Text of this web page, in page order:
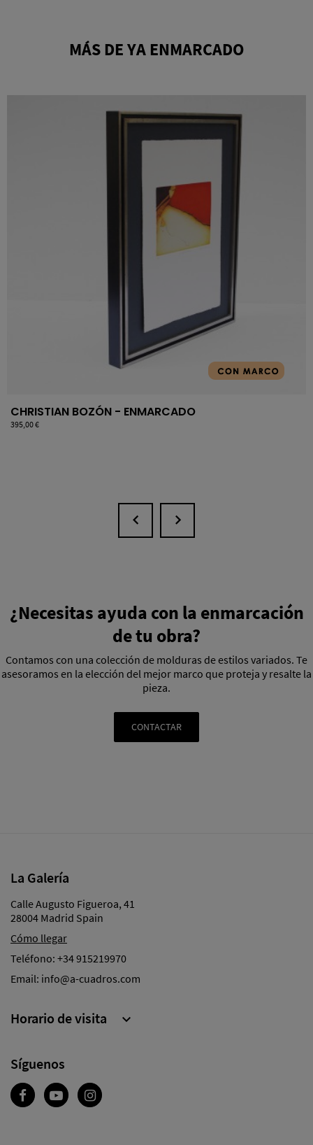
MÁS DE YA ENMARCADO
CHRISTIAN BOZÓN - ENMARCADO
Precio
395,00 €
¿Necesitas ayuda con la enmarcación
de tu obra?
Contamos con una colección de molduras de estilos variados. Te
asesoramos en la elección del mejor marco que proteja y resalte la
pieza.
CONTACTAR
La Galería
Calle Augusto Figueroa, 41
28004 Madrid Spain
Cómo llegar
Teléfono: +34 915219970
Email: info@a-cuadros.com
Síguenos
Horario de visita 